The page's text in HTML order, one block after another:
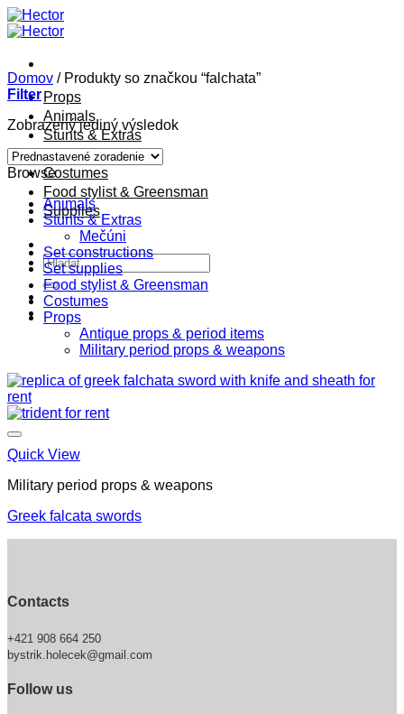
Skip
to
Props
Animals
Stunts & Extras
Constructions
Costumes
Food stylist & Greensman
Supplies
Hľadať:
Domov /Produkty so značkou “falchata”
Filter
Zobrazený jediný výsledok
Browse
Animals
Stunts & Extras
Mečúni
Set constructions
Set supplies
Food stylist & Greensman
Costumes
Props
Antique props & period items
Military period props & weapons
Quick View
Military period props & weapons
Greek falcata swords
Contacts
+421 908 664 250
bystrik.holecek@gmail.com
Follow us